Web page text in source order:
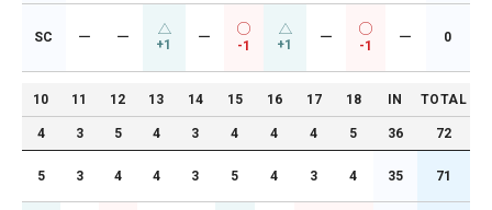
SC ー ー +1 ー
-1 +1 ー
-1
ー 0
10 11 12 13 14 15 16 17 18 IN TOTAL
4 3 5 4 3 4 4 4 5 36 72
5 3 4 4 3 5 4 3 4 35 71